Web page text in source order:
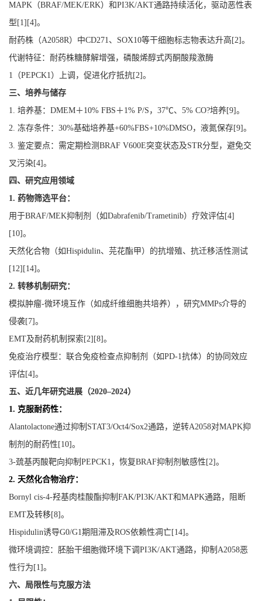
MAPK （BRAF/MEK/ERK）和PI3K/AKT通路持续活化，驱动恶性表
型 [1][4]。
耐药株（A2058R）中CD271、 SOX10等干细胞标志物表达升高 [2]。
代谢特征：耐药株糖酵解增强，磷酸烯醇式丙酮酸羧激酶
1 （PEPCK1）上调，促进化疗抵抗[2]。
三、培养与储存
1. 培养基： DMEM＋ 10% FBS ＋ 1% P/S ， 37℃、 5% CO?培养 [9]。
2. 冻存条件： 30%基础培养基+60%FBS+10%DMSO， 液氮保存[9]。
3. 鉴定要点：需定期检测 BRAF V600E突变状态及STR分型，避免交
叉污染[4]。
四、研究应用领域
1. 药物筛选平台：
用于BRAF/MEK抑制剂（如Dabrafenib/Trametinib）疗效评估[4]
[10]。
天然化合物（如Hispidulin、芫花酯甲）的抗增殖、抗迁移活性测试
[12][14]。
2. 转移机制研究：
模拟肿瘤-微环境互作（如成纤维细胞共培养），研究MMPs介导的
侵袭[7]。
EMT及耐药机制探索 [2][8]。
免疫治疗模型：联合免疫检查点抑制剂（如PD-1抗体）的协同效应
评估[4]。
五、近几年研究进展（2020–2024）
1. 克服耐药性：
Alantolactone通过抑制 STAT3/Oct4/Sox2通路，逆转A2058对MAPK抑
制剂的耐药性 [10]。
3-巯基丙酸靶向抑制 PEPCK1 ，恢复BRAF抑制剂敏感性 [2]。
2. 天然化合物治疗：
Bornyl cis-4-羟基肉桂酸酯抑制 FAK/PI3K/AKT和MAPK通路，阻断
EMT及转移[8]。
Hispidulin诱导G0/G1期阻滞及ROS依赖性凋亡[14]。
微环境调控：胚胎干细胞微环境下调PI3K/AKT通路，抑制 A2058恶
性行为 [1]。
六、局限性与克服方法